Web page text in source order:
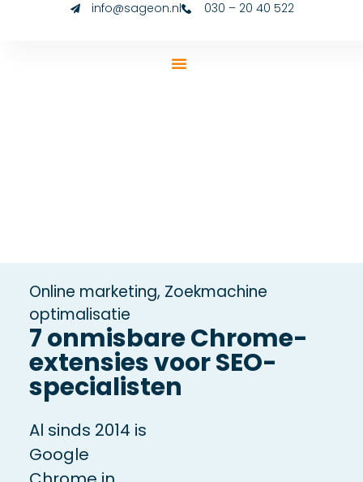
info@sageon.nl 030 – 20 40 522
Online marketing, Zoekmachine
optimalisatie
7 onmisbare Chrome-
extensies voor SEO-
specialisten
Al sinds 2014 is
Google